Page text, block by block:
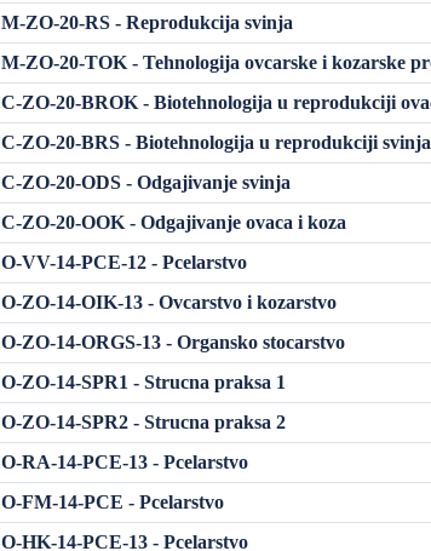
M-ZO-20-RS - Reprodukcija svinja
M-ZO-20-TOK - Tehnologija ovcarske i kozarske
C-ZO-20-BROK - Biotehnologija u reprodukciji
C-ZO-20-BRS - Biotehnologija u reprodukciji svinja
C-ZO-20-ODS - Odgajivanje svinja
C-ZO-20-OOK - Odgajivanje ovaca i koza
O-VV-14-PCE-12 - Pcelarstvo
O-ZO-14-OIK-13 - Ovcarstvo i kozarstvo
O-ZO-14-ORGS-13 - Organsko stocarstvo
O-ZO-14-SPR1 - Strucna praksa 1
O-ZO-14-SPR2 - Strucna praksa 2
O-RA-14-PCE-13 - Pcelarstvo
O-FM-14-PCE - Pcelarstvo
O-HK-14-PCE-13 - Pcelarstvo